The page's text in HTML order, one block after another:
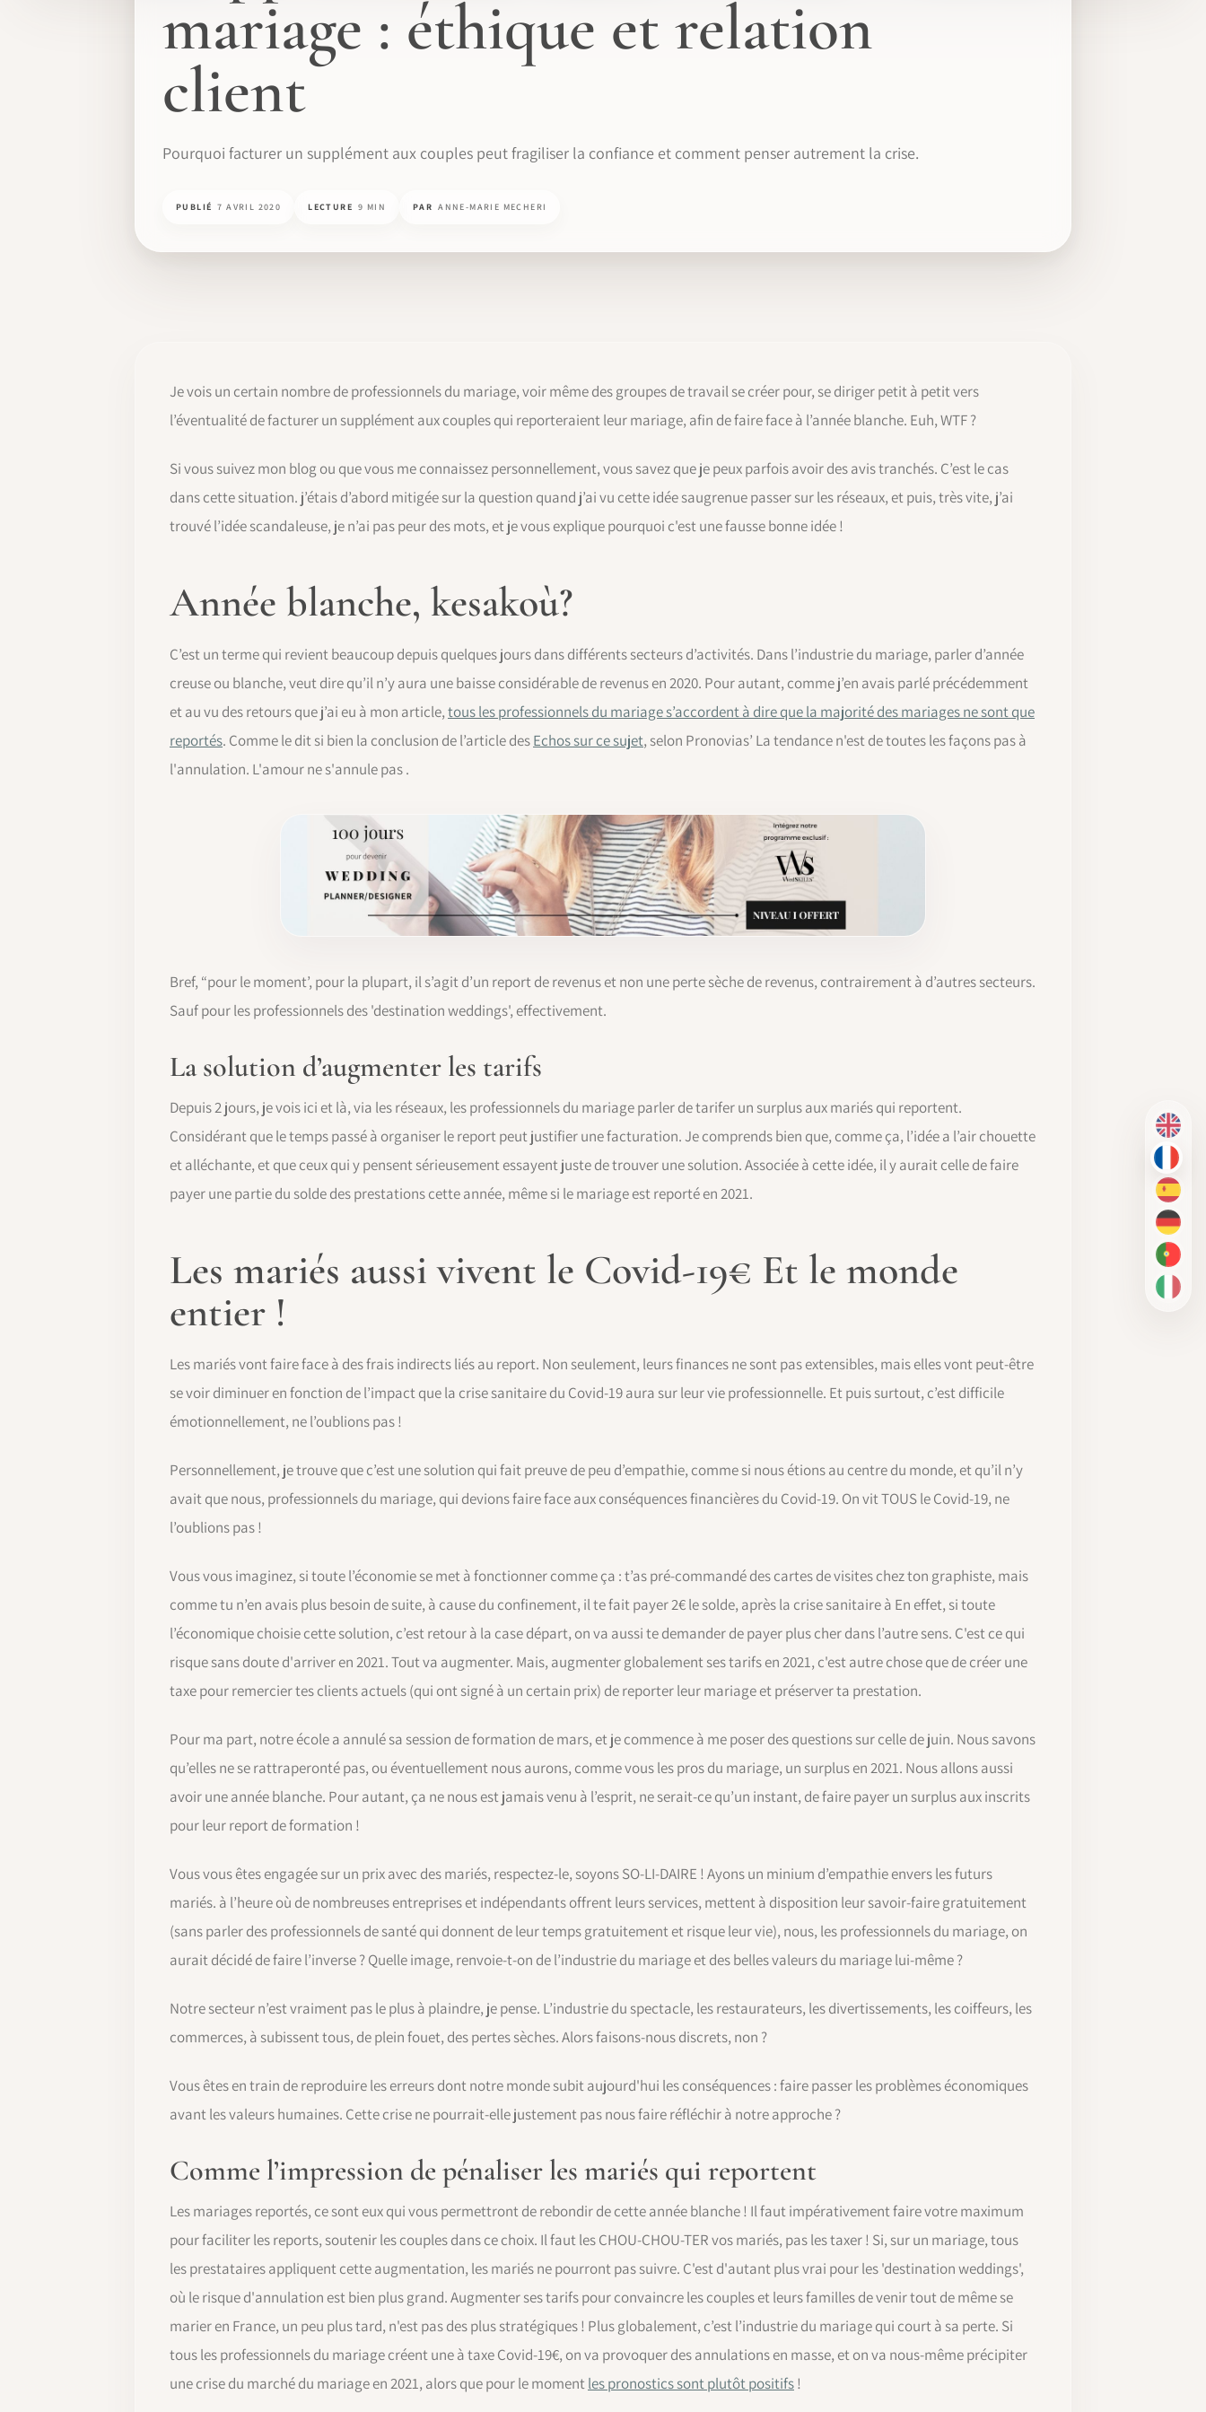
EN
FR
ES
DE
PT-BR
IT
mariage : éthique et relation
client
Pourquoi facturer un supplément aux couples peut fragiliser la confiance et comment penser autrement la crise.
PUBLIÉ 7 AVRIL 2020 LECTURE 9 MIN PAR ANNE-MARIE MECHERI
Je vois un certain nombre de professionnels du mariage, voir même des groupes de travail se créer pour, se diriger petit à petit vers
l’éventualité de facturer un supplément aux couples qui reporteraient leur mariage, afin de faire face à l’année blanche. Euh, WTF ?
Si vous suivez mon blog ou que vous me connaissez personnellement, vous savez que je peux parfois avoir des avis tranchés. C’est le cas
dans cette situation. j’étais d’abord mitigée sur la question quand j’ai vu cette idée saugrenue passer sur les réseaux, et puis, très vite, j’ai
trouvé l’idée scandaleuse, je n’ai pas peur des mots, et je vous explique pourquoi c'est une fausse bonne idée !
Année blanche, kesakoù?
C’est un terme qui revient beaucoup depuis quelques jours dans différents secteurs d’activités. Dans l’industrie du mariage, parler d’année
creuse ou blanche, veut dire qu’il n’y aura une baisse considérable de revenus en 2020. Pour autant, comme j’en avais parlé précédemment
et au vu des retours que j’ai eu à mon article,tous les professionnels du mariage s’accordent à dire que la majorité des mariages ne sont que
reportés. Comme le dit si bien la conclusion de l’article desEchos sur ce sujet, selon Pronovias’ La tendance n'est de toutes les façons pas à
l'annulation. L'amour ne s'annule pas .
Bref, “pour le moment’, pour la plupart, il s’agit d’un report de revenus et non une perte sèche de revenus, contrairement à d’autres secteurs.
Sauf pour les professionnels des 'destination weddings', effectivement.
La solution d’augmenter les tarifs
Depuis 2 jours, je vois ici et là, via les réseaux, les professionnels du mariage parler de tarifer un surplus aux mariés qui reportent.
Considérant que le temps passé à organiser le report peut justifier une facturation. Je comprends bien que, comme ça, l’idée a l’air chouette
et alléchante, et que ceux qui y pensent sérieusement essayent juste de trouver une solution. Associée à cette idée, il y aurait celle de faire
payer une partie du solde des prestations cette année, même si le mariage est reporté en 2021.
Les mariés aussi vivent le Covid-19€ Et le monde
entier !
Les mariés vont faire face à des frais indirects liés au report. Non seulement, leurs finances ne sont pas extensibles, mais elles vont peut-être
se voir diminuer en fonction de l’impact que la crise sanitaire du Covid-19 aura sur leur vie professionnelle. Et puis surtout, c’est difficile
émotionnellement, ne l’oublions pas !
Personnellement, je trouve que c’est une solution qui fait preuve de peu d’empathie, comme si nous étions au centre du monde, et qu’il n’y
avait que nous, professionnels du mariage, qui devions faire face aux conséquences financières du Covid-19. On vit TOUS le Covid-19, ne
l’oublions pas !
Vous vous imaginez, si toute l’économie se met à fonctionner comme ça : t’as pré-commandé des cartes de visites chez ton graphiste, mais
comme tu n’en avais plus besoin de suite, à cause du confinement, il te fait payer 2€ le solde, après la crise sanitaire à En effet, si toute
l’économique choisie cette solution, c’est retour à la case départ, on va aussi te demander de payer plus cher dans l’autre sens. C'est ce qui
risque sans doute d'arriver en 2021. Tout va augmenter. Mais, augmenter globalement ses tarifs en 2021, c'est autre chose que de créer une
taxe pour remercier tes clients actuels (qui ont signé à un certain prix) de reporter leur mariage et préserver ta prestation.
Pour ma part, notre école a annulé sa session de formation de mars, et je commence à me poser des questions sur celle de juin. Nous savons
qu’elles ne se rattraperonté pas, ou éventuellement nous aurons, comme vous les pros du mariage, un surplus en 2021. Nous allons aussi
avoir une année blanche. Pour autant, ça ne nous est jamais venu à l’esprit, ne serait-ce qu’un instant, de faire payer un surplus aux inscrits
pour leur report de formation !
Vous vous êtes engagée sur un prix avec des mariés, respectez-le, soyons SO-LI-DAIRE ! Ayons un minium d’empathie envers les futurs
mariés. à l’heure où de nombreuses entreprises et indépendants offrent leurs services, mettent à disposition leur savoir-faire gratuitement
(sans parler des professionnels de santé qui donnent de leur temps gratuitement et risque leur vie), nous, les professionnels du mariage, on
aurait décidé de faire l’inverse ? Quelle image, renvoie-t-on de l’industrie du mariage et des belles valeurs du mariage lui-même ?
Notre secteur n’est vraiment pas le plus à plaindre, je pense. L’industrie du spectacle, les restaurateurs, les divertissements, les coiffeurs, les
commerces, à subissent tous, de plein fouet, des pertes sèches. Alors faisons-nous discrets, non ?
Vous êtes en train de reproduire les erreurs dont notre monde subit aujourd'hui les conséquences : faire passer les problèmes économiques
avant les valeurs humaines. Cette crise ne pourrait-elle justement pas nous faire réfléchir à notre approche ?
Comme l’impression de pénaliser les mariés qui reportent
Les mariages reportés, ce sont eux qui vous permettront de rebondir de cette année blanche ! Il faut impérativement faire votre maximum
pour faciliter les reports, soutenir les couples dans ce choix. Il faut les CHOU-CHOU-TER vos mariés, pas les taxer ! Si, sur un mariage, tous
les prestataires appliquent cette augmentation, les mariés ne pourront pas suivre. C'est d'autant plus vrai pour les 'destination weddings',
où le risque d'annulation est bien plus grand. Augmenter ses tarifs pour convaincre les couples et leurs familles de venir tout de même se
marier en France, un peu plus tard, n'est pas des plus stratégiques ! Plus globalement, c’est l’industrie du mariage qui court à sa perte. Si
tous les professionnels du mariage créent une à taxe Covid-19€, on va provoquer des annulations en masse, et on va nous-même précipiter
une crise du marché du mariage en 2021, alors que pour le momentles pronostics sont plutôt positifs!